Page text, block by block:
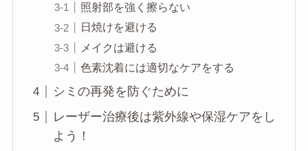
照射部を強く擦らない
日焼けを避ける
メイクは避ける
色素沈着には適切なケアをする
シミの再発を防ぐために
レーザー治療後は紫外線や保湿ケアをし
よう！